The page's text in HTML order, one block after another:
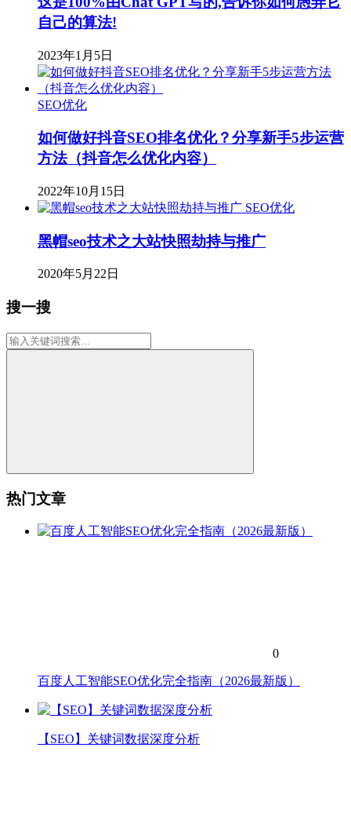
自己的算法!
2023年1月5日
SEO优化
如何做好抖音SEO排名优化？分享新手5步运营
方法（抖音怎么优化内容）
2022年10月15日
SEO优化
黑帽seo技术之大站快照劫持与推广
2020年5月22日
搜一搜
热门文章
0
百度人工智能SEO优化完全指南（2026最新版）
【SEO】关键词数据深度分析